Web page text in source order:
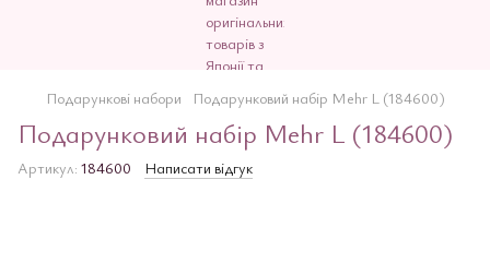
Подарункові набори Подарунковий набір Mehr L (184600)
Подарунковий набір Mehr L (184600)
Артикул: 184600 Написати відгук